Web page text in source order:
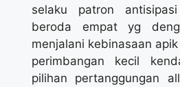
selaku patron
beroda empat yg
menjalani kebinasaan
perimbangan kecil
pilihan pertanggungan